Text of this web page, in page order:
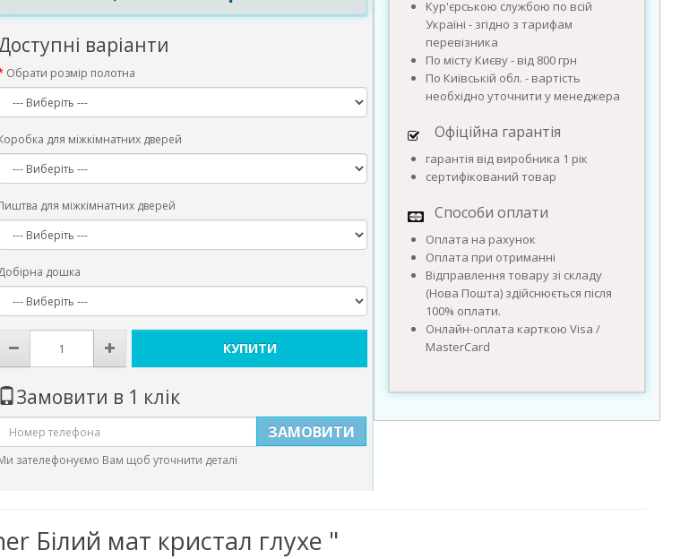
варіанти
Обрати розмір полотна
для міжкімнатних дверей
для міжкімнатних дверей
дошка
КУПИТИ
Замовити в 1 клік
ЗАМОВИТИ
зателефонуємо Вам щоб уточнити деталі
Кур'єрською службою по всій
Україні - згідно з тарифам
перевізника
По місту Києву - від 800 грн
По Київській обл. - вартість
необхідно уточнити у менеджера
Офіційна гарантія
гарантія від виробника 1 рік
сертифікований товар
Способи оплати
Оплата на рахунок
Оплата при отриманні
Відправлення товару зі складу
(Нова Пошта) здійснюється після
100% оплати.
Онлайн-оплата карткою Visa /
MasterCard
Білий мат кристал глухе "